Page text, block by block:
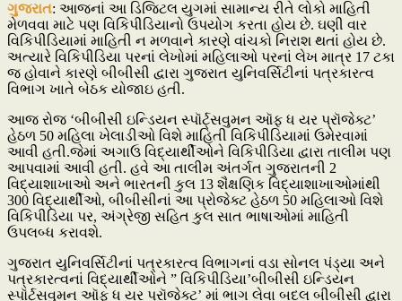
ગુજરાત: આજનાં આ ડિજિટલ યુગમાં સામાન્ય રીતે લોકો માહિતી
મેળવવા માટે પણ વિકિપીડિયાનો ઉપયોગ કરતા હોય છે. ઘણી વાર
વિકિપીડિયામાં માહિતી ન મળવાને કારણે વાંચકો નિરાશ થતાં હોય છે.
અત્યારે વિકિપીડિયા પરનાં લેખોમાં મહિલાઓ પરનાં લેખ માત્ર 17 ટકા
જ હોવાને કારણે બીબીસી દ્વારા ગુજરાત યુનિવર્સિટીનાં પત્રકારત્વ
વિભાગ ખાતે બેઠક યોજાઇ હતી.
આજ રોજ ‘બીબીસી ઇન્ડિયન સ્પૉર્ટ્સવુમન ઑફ ધ યર પ્રૉજેક્ટ’
હેઠળ 50 મહિલા ખેલાડીઓ વિશે માહિતી વિકિપીડિયામાં ઉમેરવામાં
આવી હતી.જેમાં અગાઉ વિદ્યાર્થીઓને વિકિપીડિયા દ્વારા તાલીમ પણ
આપવામાં આવી હતી. હવે આ તાલીમ અંતર્ગત ગુજરાતની 2
વિદ્યાશાખાઓ અને ભારતની કુલ 13 શૈક્ષણિક વિદ્યાશાખાઓમાંથી
300 વિદ્યાર્થીઓ, બીબીસીનાં આ પ્રોજેક્ટ હેઠળ 50 મહિલાઓ વિશે
વિકિપીડિયા પર, અંગ્રેજી સહિત કુલ સાત ભાષાઓમાં માહિતી
ઉપલબ્ધ કરાવશે.
ગુજરાત યુનિવર્સિટીનાં પત્રકારત્વ વિભાગનાં વડા સોનલ પંડ્યા અને
પત્રકારત્વનાં વિદ્યાર્થીઓને ” વિકિપીડિયા’બીબીસી ઇન્ડિયન
સ્પૉર્ટ્સવુમન ઑફ ધ યર પ્રૉજેક્ટ’ માં ભાગ લેવા બદલ બીબીસી દ્વારા